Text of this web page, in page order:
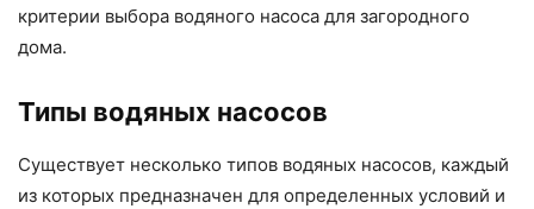
критерии выбора водяного насоса для загородного
дома.
Типы водяных насосов
Существует несколько типов водяных насосов, каждый
из которых предназначен для определенных условий и